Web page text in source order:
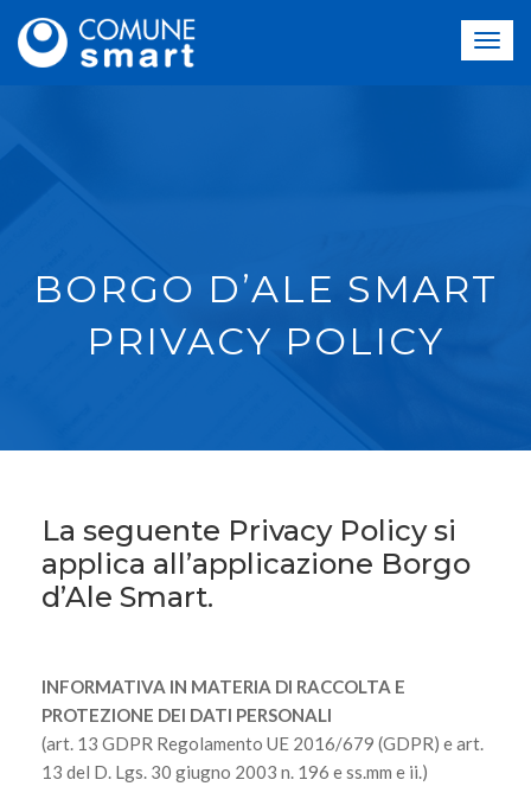
BORGO D’ALE SMART
PRIVACY POLICY
La seguente Privacy Policy si
applica all’applicazione Borgo
d’Ale Smart.
INFORMATIVA IN MATERIA DI RACCOLTA E
PROTEZIONE DEI DATI PERSONALI
(art. 13 GDPR Regolamento UE 2016/679 (GDPR) e art.
13 del D. Lgs. 30 giugno 2003 n. 196 e ss.mm e ii.)